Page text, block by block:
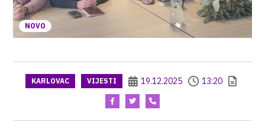
NOVO
KARLOVAC VIJESTI 19.12.2025 13:20